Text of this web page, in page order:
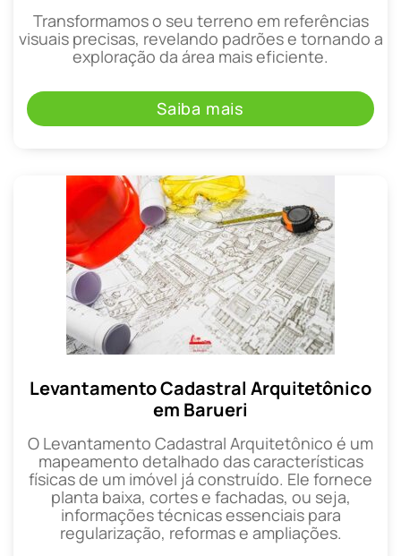
Transformamos o seu terreno em referências
visuais precisas, revelando padrões e tornando a
exploração da área mais eficiente.
Saiba mais
Levantamento Cadastral Arquitetônico
em Barueri
O Levantamento Cadastral Arquitetônico é um
mapeamento detalhado das características
físicas de um imóvel já construído. Ele fornece
planta baixa, cortes e fachadas, ou seja,
informações técnicas essenciais para
regularização, reformas e ampliações.